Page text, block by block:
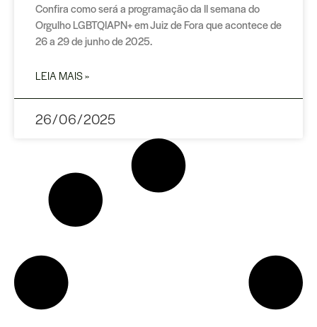
Confira como será a programação da II semana do
Orgulho LGBTQIAPN+ em Juiz de Fora que acontece de
26 a 29 de junho de 2025.
LEIA MAIS »
26/06/2025